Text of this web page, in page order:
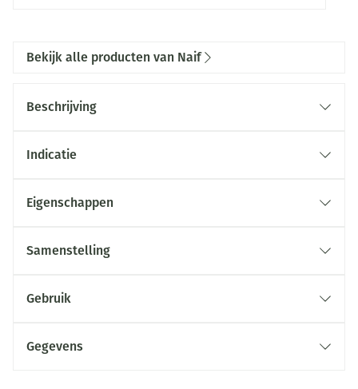
Bekijk alle producten van Naif
Beschrijving
Indicatie
Eigenschappen
Samenstelling
Gebruik
Gegevens